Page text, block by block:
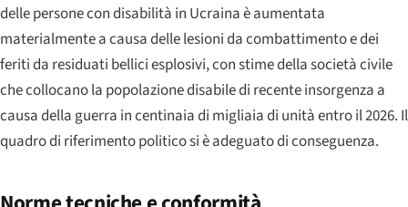
delle persone con disabilità in Ucraina è aumentata
materialmente a causa delle lesioni da combattimento e dei
feriti da residuati bellici esplosivi, con stime della società civile
che collocano la popolazione disabile di recente insorgenza a
causa della guerra in centinaia di migliaia di unità entro il 2026. Il
quadro di riferimento politico si è adeguato di conseguenza.